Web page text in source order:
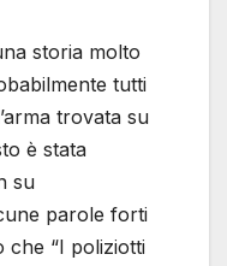
storia molto
tutti
trovata su
è stata
su
parole forti
che “I poliziotti